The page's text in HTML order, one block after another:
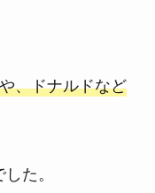
、ドナルドなど
た。